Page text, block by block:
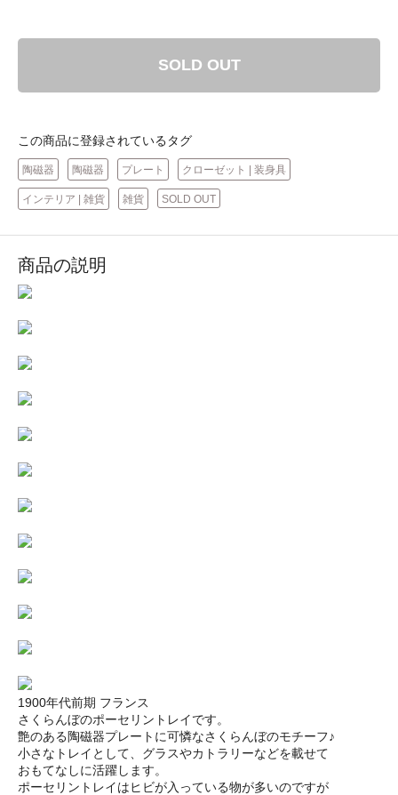
SOLD OUT
この商品に登録されているタグ
陶磁器 陶磁器 プレート クローゼット | 装身具
インテリア | 雑貨 雑貨 SOLD OUT
商品の説明
1900年代前期 フランス
さくらんぼのポーセリントレイです。
艶のある陶磁器プレートに可憐なさくらんぼのモチーフ♪
小さなトレイとして、グラスやカトラリーなどを載せて
おもてなしに活躍します。
ポーセリントレイはヒビが入っている物が多いのですが